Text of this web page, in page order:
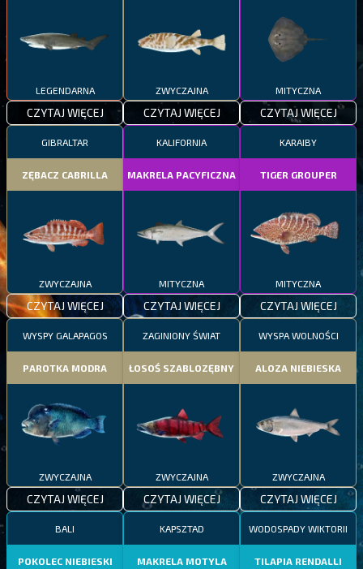
LEGENDARNA
CZYTAJ WIĘCEJ
ZWYCZAJNA
CZYTAJ WIĘCEJ
MITYCZNA
CZYTAJ WIĘCEJ
GIBRALTAR
ZĘBACZ CABRILLA
ZWYCZAJNA
CZYTAJ WIĘCEJ
KALIFORNIA
MAKRELA PACYFICZNA
MITYCZNA
CZYTAJ WIĘCEJ
KARAIBY
TIGER GROUPER
MITYCZNA
CZYTAJ WIĘCEJ
WYSPY GALAPAGOS
PAROTKA MODRA
ZWYCZAJNA
CZYTAJ WIĘCEJ
ZAGINIONY ŚWIAT
ŁOSOŚ SZABLOZĘBNY
ZWYCZAJNA
CZYTAJ WIĘCEJ
WYSPA WOLNOŚCI
ALOZA NIEBIESKA
ZWYCZAJNA
CZYTAJ WIĘCEJ
BALI
POKOLEC NIEBIESKI
KAPSZTAD
MAKRELA MOTYLA
WODOSPADY WIKTORII
TILAPIA RENDALLI